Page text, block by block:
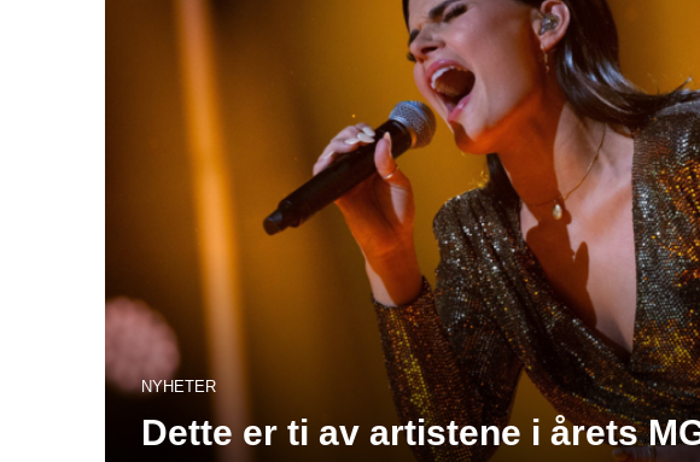
NYHETER
Dette er ti av artistene i årets